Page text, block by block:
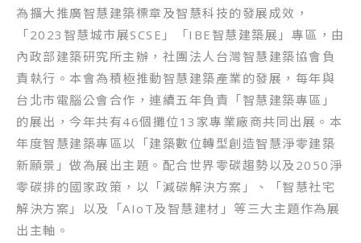
為擴大推廣智慧建築標章及智慧科技的發展成效，
「2023智慧城市展SCSE」「IBE智慧建築展」專區，由
內政部建築研究所主辦，社團法人台灣智慧建築協會負
責執行。本會為積極推動智慧建築產業的發展，每年與
台北市電腦公會合作，連續五年負責「智慧建築專區」
的展出，今年共有46個攤位13家專業廠商共同出展。本
年度智慧建築專區以「建築數位轉型創造智慧淨零建築
新願景」做為展出主題。配合世界零碳趨勢以及2050淨
零碳排的國家政策，以「減碳解決方案」、「智慧社宅
解決方案」以及「AIoT及智慧建材」等三大主題作為展
出主軸。